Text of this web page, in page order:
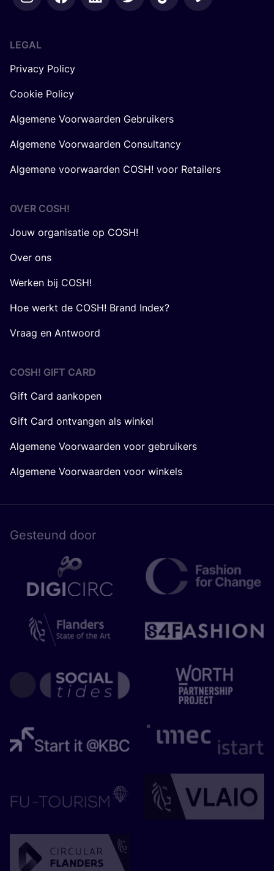
LEGAL
Privacy Policy
Cookie Policy
Algemene Voorwaarden Gebruikers
Algemene Voorwaarden Consultancy
Algemene voorwaarden COSH! voor Retailers
OVER COSH!
Jouw organisatie op COSH!
Over ons
Werken bij COSH!
Hoe werkt de COSH! Brand Index?
Vraag en Antwoord
COSH! GIFT CARD
Gift Card aankopen
Gift Card ontvangen als winkel
Algemene Voorwaarden voor gebruikers
Algemene Voorwaarden voor winkels
Gesteund door